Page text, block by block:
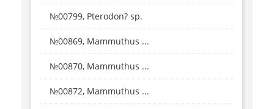
№00799, Pterodon? sp.
№00869, Mammuthus ...
№00870, Mammuthus ...
№00872, Mammuthus ...